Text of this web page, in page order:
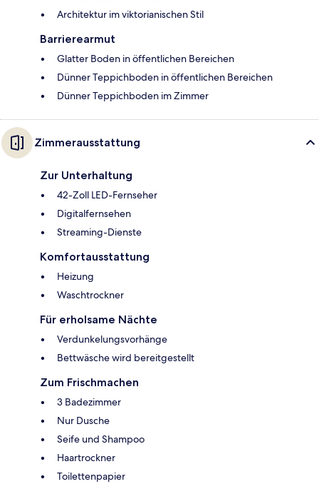
Architektur im viktorianischen Stil
Barrierearmut
Glatter Boden in öffentlichen Bereichen
Dünner Teppichboden in öffentlichen Bereichen
Dünner Teppichboden im Zimmer
Zimmerausstattung
Zur Unterhaltung
42-Zoll LED-Fernseher
Digitalfernsehen
Streaming-Dienste
Komfortausstattung
Heizung
Waschtrockner
Für erholsame Nächte
Verdunkelungsvorhänge
Bettwäsche wird bereitgestellt
Zum Frischmachen
3 Badezimmer
Nur Dusche
Seife und Shampoo
Haartrockner
Toilettenpapier